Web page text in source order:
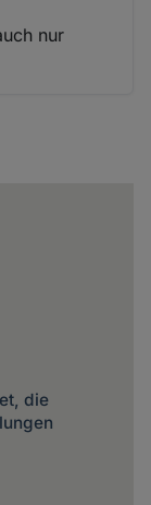
nur
die